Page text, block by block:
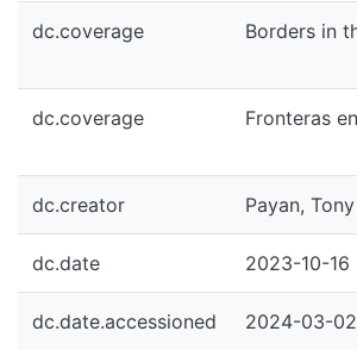
dc.coverage Borders in
dc.coverage Fronteras
dc.creator Payan, Tony
dc.date 2023-10-16
dc.date.accessioned 2024-03-